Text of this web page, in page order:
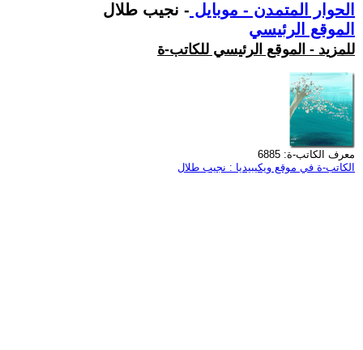
الحوار المتمدن - موبايل - نجيب طلال
الموقع الرئيسي
للمزيد - الموقع الرئيسي للكاتب-ة
معرف الكاتب-ة: 6885
الكاتب-ة في موقع ويكيبيديا : نجيب طلال